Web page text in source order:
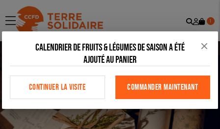
menu
Mon
1
Calendrier de fruits & légumes de saison a été
ajouté au panier
CONTINUER LA VISITE COMMANDER MAINTENANT